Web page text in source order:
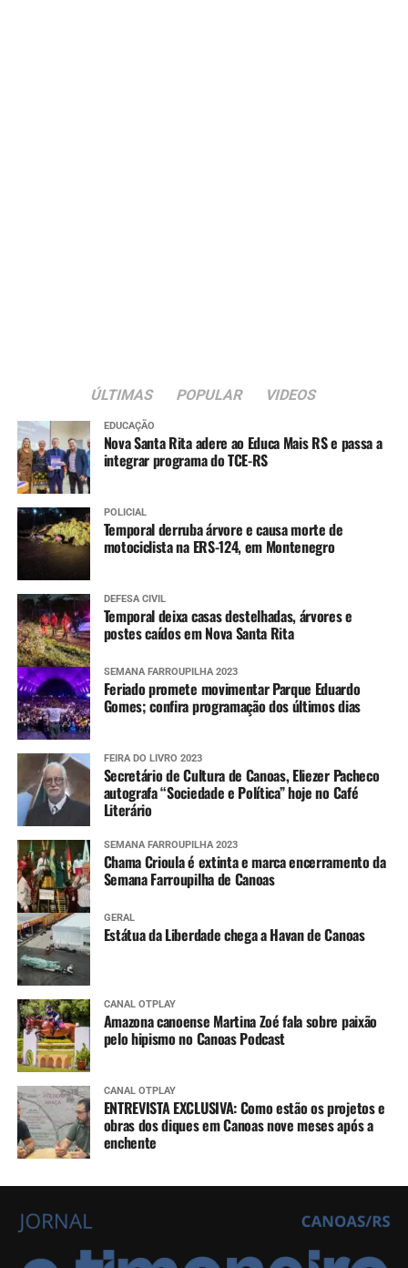
ÚLTIMAS POPULAR VIDEOS
EDUCAÇÃO
Nova Santa Rita adere ao Educa Mais RS e passa a
integrar programa do TCE-RS
POLICIAL
Temporal derruba árvore e causa morte de
motociclista na ERS-124, em Montenegro
DEFESA CIVIL
Temporal deixa casas destelhadas, árvores e
postes caídos em Nova Santa Rita
SEMANA FARROUPILHA 2023
Feriado promete movimentar Parque Eduardo
Gomes; confira programação dos últimos dias
FEIRA DO LIVRO 2023
Secretário de Cultura de Canoas, Eliezer Pacheco
autografa “Sociedade e Política” hoje no Café
Literário
SEMANA FARROUPILHA 2023
Chama Crioula é extinta e marca encerramento da
Semana Farroupilha de Canoas
GERAL
Estátua da Liberdade chega a Havan de Canoas
CANAL OTPLAY
Amazona canoense Martina Zoé fala sobre paixão
pelo hipismo no Canoas Podcast
CANAL OTPLAY
ENTREVISTA EXCLUSIVA: Como estão os projetos e
obras dos diques em Canoas nove meses após a
enchente